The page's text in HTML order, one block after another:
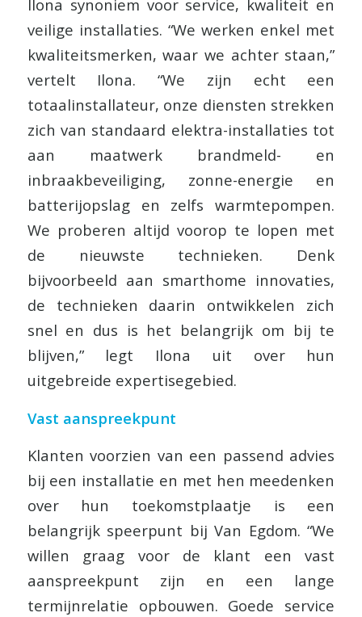
Ilona synoniem voor service, kwaliteit en
veilige installaties. “We werken enkel met
kwaliteitsmerken, waar we achter staan,”
vertelt Ilona. “We zijn echt een
totaalinstallateur, onze diensten strekken
zich van standaard elektra-installaties tot
aan maatwerk brandmeld- en
inbraakbeveiliging, zonne-energie en
batterijopslag en zelfs warmtepompen.
We proberen altijd voorop te lopen met
de nieuwste technieken. Denk
bijvoorbeeld aan smarthome innovaties,
de technieken daarin ontwikkelen zich
snel en dus is het belangrijk om bij te
blijven,” legt Ilona uit over hun
uitgebreide expertisegebied.
Vast aanspreekpunt
Klanten voorzien van een passend advies
bij een installatie en met hen meedenken
over hun toekomstplaatje is een
belangrijk speerpunt bij Van Egdom. “We
willen graag voor de klant een vast
aanspreekpunt zijn en een lange
termijnrelatie opbouwen. Goede service